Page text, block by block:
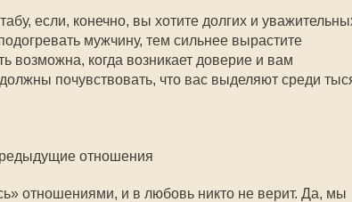
если, конечно, вы хотите долгих и
мужчину, тем сильнее вырастите
возможна, когда возникает доверие и вам
почувствовать, что вас выделяют среди
отношения
отношениями, и в любовь никто не верит. Да, мы